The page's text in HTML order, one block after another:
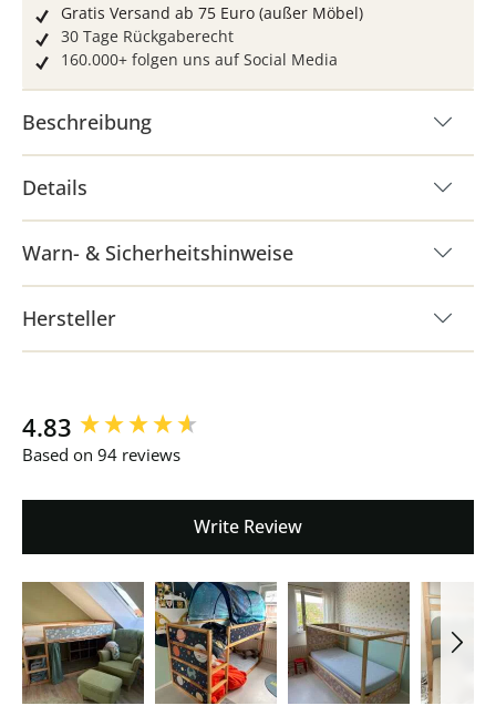
Gratis Versand ab 75 Euro (außer Möbel)
30 Tage Rückgaberecht
160.000+ folgen uns auf Social Media
Beschreibung
Details
Warn- & Sicherheitshinweise
Hersteller
4.83
Based on 94 reviews
Write Review
New content loaded